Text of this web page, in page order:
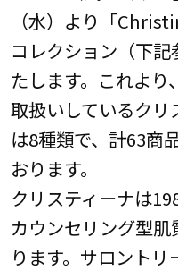
（水）より「
コレクション（下
たします。これよ
取扱いしているク
は8種類で、計63商
おります。
クリスティーナは
カウンセリング型
ります。サロント